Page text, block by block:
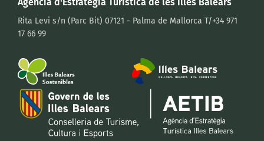
Rita Levi s/n (Parc Bit) 07121 - Palma de Mallorca T/+34 971
17 66 99